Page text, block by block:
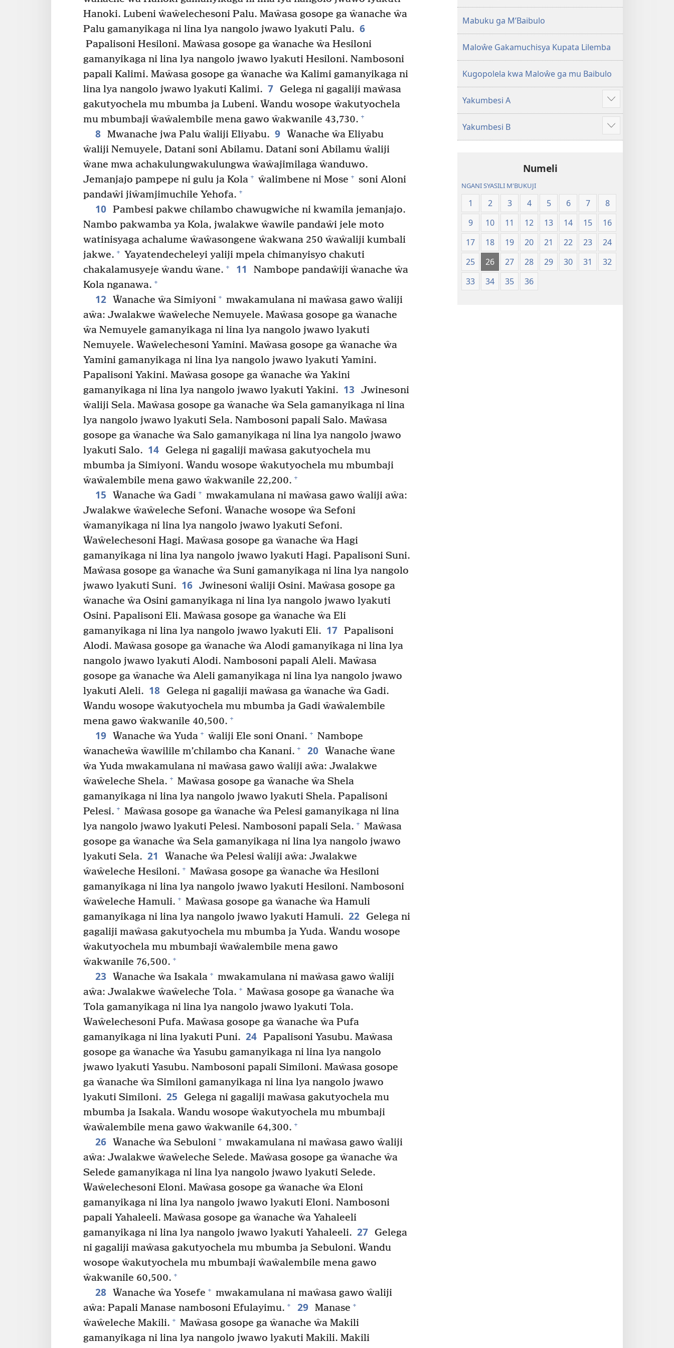
Hanoki. Lubeni ŵaŵelechesoni Palu. Maŵasa gosope ga ŵanache ŵa
Palu gamanyikaga ni lina lya nangolo jwawo lyakuti Palu. 6
Papalisoni Hesiloni. Maŵasa gosope ga ŵanache ŵa Hesiloni
gamanyikaga ni lina lya nangolo jwawo lyakuti Hesiloni. Nambosoni
papali Kalimi. Maŵasa gosope ga ŵanache ŵa Kalimi gamanyikaga ni
lina lya nangolo jwawo lyakuti Kalimi. 7 Gelega ni gagaliji maŵasa
gakutyochela mu mbumba ja Lubeni. Ŵandu wosope ŵakutyochela
mu mbumbaji ŵaŵalembile mena gawo ŵakwanile 43,730. +
8 Mwanache jwa Palu ŵaliji Eliyabu. 9 Ŵanache ŵa Eliyabu
ŵaliji Nemuyele, Datani soni Abilamu. Datani soni Abilamu ŵaliji
ŵane mwa achakulungwakulungwa ŵaŵajimilaga ŵanduwo.
Jemanjajo pampepe ni gulu ja Kola + ŵalimbene ni Mose + soni Aloni
pandaŵi jiŵamjimuchile Yehofa. +
10 Pambesi pakwe chilambo chawugwiche ni kwamila jemanjajo.
Nambo pakwamba ya Kola, jwalakwe ŵawile pandaŵi jele moto
watinisyaga achalume ŵaŵasongene ŵakwana 250 ŵaŵaliji kumbali
jakwe. + Yayatendecheleyi yaliji mpela chimanyisyo chakuti
chakalamusyeje ŵandu ŵane. + 11
Nambope pandaŵiji ŵanache ŵa
Kola nganawa. +
12 Ŵanache ŵa Simiyoni + mwakamulana ni maŵasa gawo ŵaliji
aŵa: Jwalakwe ŵaŵeleche Nemuyele. Maŵasa gosope ga ŵanache
ŵa Nemuyele gamanyikaga ni lina lya nangolo jwawo lyakuti
Nemuyele. Ŵaŵelechesoni Yamini. Maŵasa gosope ga ŵanache ŵa
Yamini gamanyikaga ni lina lya nangolo jwawo lyakuti Yamini.
Papalisoni Yakini. Maŵasa gosope ga ŵanache ŵa Yakini
gamanyikaga ni lina lya nangolo jwawo lyakuti Yakini. 13
Jwinesoni
ŵaliji Sela. Maŵasa gosope ga ŵanache ŵa Sela gamanyikaga ni lina
lya nangolo jwawo lyakuti Sela. Nambosoni papali Salo. Maŵasa
gosope ga ŵanache ŵa Salo gamanyikaga ni lina lya nangolo jwawo
lyakuti Salo. 14 Gelega ni gagaliji maŵasa gakutyochela mu
mbumba ja Simiyoni. Ŵandu wosope ŵakutyochela mu mbumbaji
ŵaŵalembile mena gawo ŵakwanile 22,200. +
15 Ŵanache ŵa Gadi + mwakamulana ni maŵasa gawo ŵaliji aŵa:
Jwalakwe ŵaŵeleche Sefoni. Ŵanache wosope ŵa Sefoni
ŵamanyikaga ni lina lya nangolo jwawo lyakuti Sefoni.
Ŵaŵelechesoni Hagi. Maŵasa gosope ga ŵanache ŵa Hagi
gamanyikaga ni lina lya nangolo jwawo lyakuti Hagi. Papalisoni Suni.
Maŵasa gosope ga ŵanache ŵa Suni gamanyikaga ni lina lya nangolo
jwawo lyakuti Suni. 16 Jwinesoni ŵaliji Osini. Maŵasa gosope ga
ŵanache ŵa Osini gamanyikaga ni lina lya nangolo jwawo lyakuti
Osini. Papalisoni Eli. Maŵasa gosope ga ŵanache ŵa Eli
gamanyikaga ni lina lya nangolo jwawo lyakuti Eli. 17 Papalisoni
Alodi. Maŵasa gosope ga ŵanache ŵa Alodi gamanyikaga ni lina lya
nangolo jwawo lyakuti Alodi. Nambosoni papali Aleli. Maŵasa
gosope ga ŵanache ŵa Aleli gamanyikaga ni lina lya nangolo jwawo
lyakuti Aleli. 18 Gelega ni gagaliji maŵasa ga ŵanache ŵa Gadi.
Ŵandu wosope ŵakutyochela mu mbumba ja Gadi ŵaŵalembile
mena gawo ŵakwanile 40,500. +
19 Ŵanache ŵa Yuda + ŵaliji Ele soni Onani. + Nambope
ŵanacheŵa ŵawilile m’chilambo cha Kanani. + 20 Ŵanache ŵane
ŵa Yuda mwakamulana ni maŵasa gawo ŵaliji aŵa: Jwalakwe
ŵaŵeleche Shela. + Maŵasa gosope ga ŵanache ŵa Shela
gamanyikaga ni lina lya nangolo jwawo lyakuti Shela. Papalisoni
Pelesi. + Maŵasa gosope ga ŵanache ŵa Pelesi gamanyikaga ni lina
lya nangolo jwawo lyakuti Pelesi. Nambosoni papali Sela. + Maŵasa
gosope ga ŵanache ŵa Sela gamanyikaga ni lina lya nangolo jwawo
lyakuti Sela. 21
Ŵanache ŵa Pelesi ŵaliji aŵa: Jwalakwe
ŵaŵeleche Hesiloni. + Maŵasa gosope ga ŵanache ŵa Hesiloni
gamanyikaga ni lina lya nangolo jwawo lyakuti Hesiloni. Nambosoni
ŵaŵeleche Hamuli. + Maŵasa gosope ga ŵanache ŵa Hamuli
gamanyikaga ni lina lya nangolo jwawo lyakuti Hamuli. 22 Gelega ni
gagaliji maŵasa gakutyochela mu mbumba ja Yuda. Ŵandu wosope
ŵakutyochela mu mbumbaji ŵaŵalembile mena gawo
ŵakwanile 76,500. +
23 Ŵanache ŵa Isakala + mwakamulana ni maŵasa gawo ŵaliji
aŵa: Jwalakwe ŵaŵeleche Tola. + Maŵasa gosope ga ŵanache ŵa
Tola gamanyikaga ni lina lya nangolo jwawo lyakuti Tola.
Ŵaŵelechesoni Pufa. Maŵasa gosope ga ŵanache ŵa Pufa
gamanyikaga ni lina lyakuti Puni. 24 Papalisoni Yasubu. Maŵasa
gosope ga ŵanache ŵa Yasubu gamanyikaga ni lina lya nangolo
jwawo lyakuti Yasubu. Nambosoni papali Similoni. Maŵasa gosope
ga ŵanache ŵa Similoni gamanyikaga ni lina lya nangolo jwawo
lyakuti Similoni. 25
Gelega ni gagaliji maŵasa gakutyochela mu
mbumba ja Isakala. Ŵandu wosope ŵakutyochela mu mbumbaji
ŵaŵalembile mena gawo ŵakwanile 64,300. +
26 Ŵanache ŵa Sebuloni + mwakamulana ni maŵasa gawo ŵaliji
aŵa: Jwalakwe ŵaŵeleche Selede. Maŵasa gosope ga ŵanache ŵa
Selede gamanyikaga ni lina lya nangolo jwawo lyakuti Selede.
Ŵaŵelechesoni Eloni. Maŵasa gosope ga ŵanache ŵa Eloni
gamanyikaga ni lina lya nangolo jwawo lyakuti Eloni. Nambosoni
papali Yahaleeli. Maŵasa gosope ga ŵanache ŵa Yahaleeli
gamanyikaga ni lina lya nangolo jwawo lyakuti Yahaleeli. 27 Gelega
ni gagaliji maŵasa gakutyochela mu mbumba ja Sebuloni. Ŵandu
wosope ŵakutyochela mu mbumbaji ŵaŵalembile mena gawo
ŵakwanile 60,500. +
28 Ŵanache ŵa Yosefe + mwakamulana ni maŵasa gawo ŵaliji
aŵa: Papali Manase nambosoni Efulayimu. + 29 Manase +
ŵaŵeleche Makili. + Maŵasa gosope ga ŵanache ŵa Makili
gamanyikaga ni lina lya nangolo jwawo lyakuti Makili. Makili
2013)
Mabuku ga M’Baibulo
Maloŵe Gakamuchisya Kupata Lilemba
Kugopolela kwa Maloŵe ga mu Baibulo
Yakumbesi A
Jilosye
yejinji
Yakumbesi B
Jilosye
yejinji
Numeli
NGANI SYASILI M'BUKUJI
1 2 3 4 5 6 7
8
9
10 11 12 13 14 15
16
17
18 19 20 21 22 23
24
25
26 27 28 29 30 31
32
33
34 35 36